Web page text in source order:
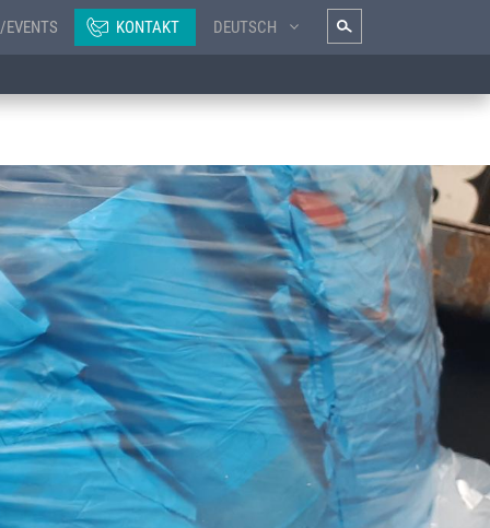
EVENTS KONTAKT DEUTSCH